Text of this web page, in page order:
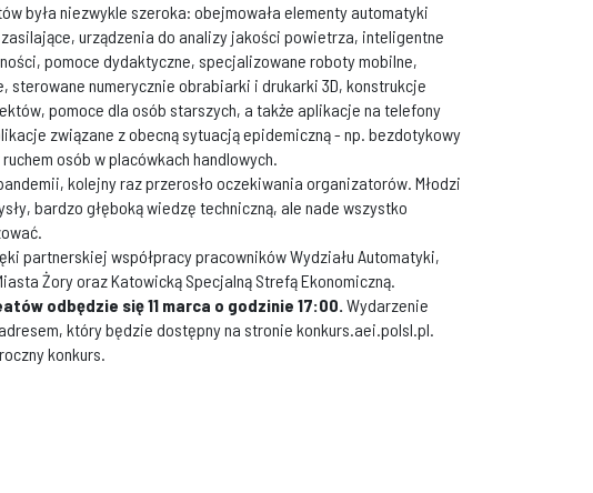
była niezwykle szeroka: obejmowała elementy automatyki
urządzenia do analizy jakości powietrza, inteligentne
pomoce dydaktyczne, specjalizowane roboty mobilne,
sterowane numerycznie obrabiarki i drukarki 3D, konstrukcje
pomoce dla osób starszych, a także aplikacje na telefony
związane z obecną sytuacją epidemiczną - np. bezdotykowy
osób w placówkach handlowych.
kolejny raz przerosło oczekiwania organizatorów. Młodzi
bardzo głęboką wiedzę techniczną, ale nade wszystko
partnerskiej współpracy pracowników Wydziału Automatyki,
Żory oraz Katowicką Specjalną Strefą Ekonomiczną.
odbędzie się 11 marca o godzinie 17:00. Wydarzenie
który będzie dostępny na stronie konkurs.aei.polsl.pl.
konkurs.